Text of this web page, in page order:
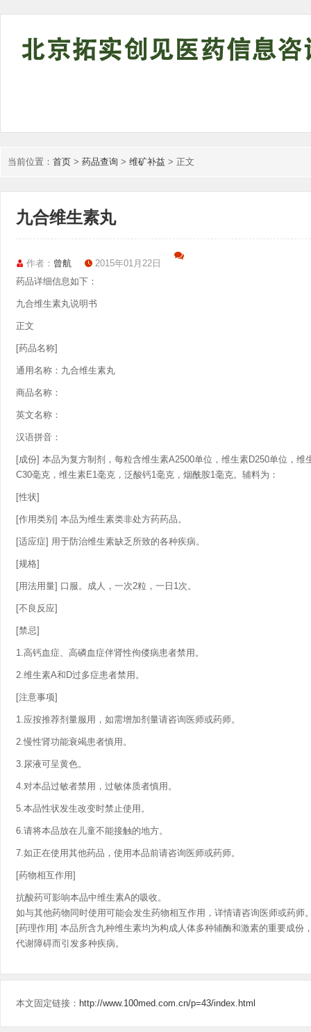
当前位置： 首页 > 药品查询 > 维矿补益 > 正文
九合维生素丸
作者： 曾航
2015年01月22日
药品详细信息如下：
九合维生素丸说明书
正文
[药品名称]
通用名称：九合维生素丸
商品名称：
英文名称：
汉语拼音：
[成份] 本品为复方制剂，每粒含维生素A2500单位，维生素D250单位，
C30毫克，维生素E1毫克，泛酸钙1毫克，烟酰胺1毫克。辅料为：
[性状]
[作用类别] 本品为维生素类非处方药药品。
[适应症] 用于防治维生素缺乏所致的各种疾病。
[规格]
[用法用量] 口服。成人，一次2粒，一日1次。
[不良反应]
[禁忌]
1.高钙血症、高磷血症伴肾性佝偻病患者禁用。
2.维生素A和D过多症患者禁用。
[注意事项]
1.应按推荐剂量服用，如需增加剂量请咨询医师或药师。
2.慢性肾功能衰竭患者慎用。
3.尿液可呈黄色。
4.对本品过敏者禁用，过敏体质者慎用。
5.本品性状发生改变时禁止使用。
6.请将本品放在儿童不能接触的地方。
7.如正在使用其他药品，使用本品前请咨询医师或药师。
[药物相互作用]
抗酸药可影响本品中维生素A的吸收。
如与其他药物同时使用可能会发生药物相互作用，详情请咨询医师或药师
[药理作用] 本品所含九种维生素均为构成人体多种辅酶和激素的重要成
代谢障碍而引发多种疾病。
本文固定链接： http://www.100med.com.cn/p=43/index.html